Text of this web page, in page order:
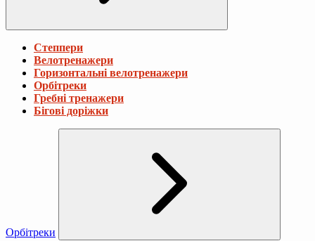
Степпери
Велотренажери
Горизонтальні велотренажери
Орбітреки
Гребні тренажери
Бігові доріжки
Орбітреки